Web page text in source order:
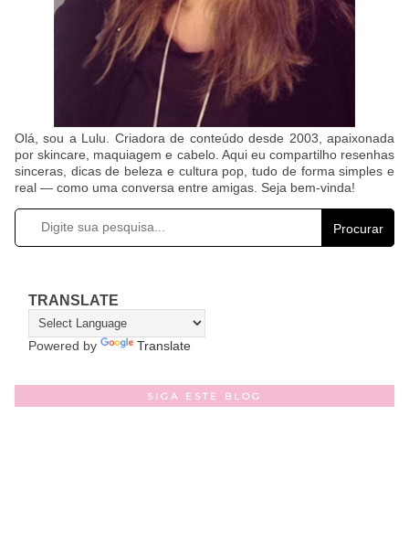
Olá, sou a Lulu. Criadora de conteúdo desde 2003, apaixonada
por skincare, maquiagem e cabelo. Aqui eu compartilho resenhas
sinceras, dicas de beleza e cultura pop, tudo de forma simples e
real — como uma conversa entre amigas. Seja bem-vinda!
Procurar
TRANSLATE
Powered by Translate
SIGA ESTE BLOG